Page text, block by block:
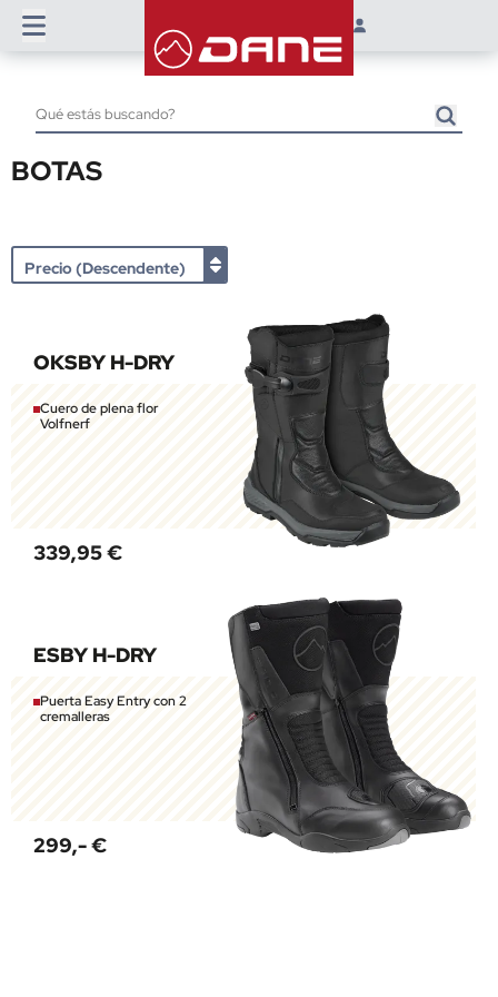
BOTAS
OKSBY H-DRY
Cuero de plena flor
Volfnerf
339,95 €
ESBY H-DRY
Puerta Easy Entry con 2
cremalleras
299,- €